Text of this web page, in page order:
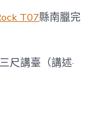
年
夜
處
苦
T07縣南臘完
尺講臺（講述·